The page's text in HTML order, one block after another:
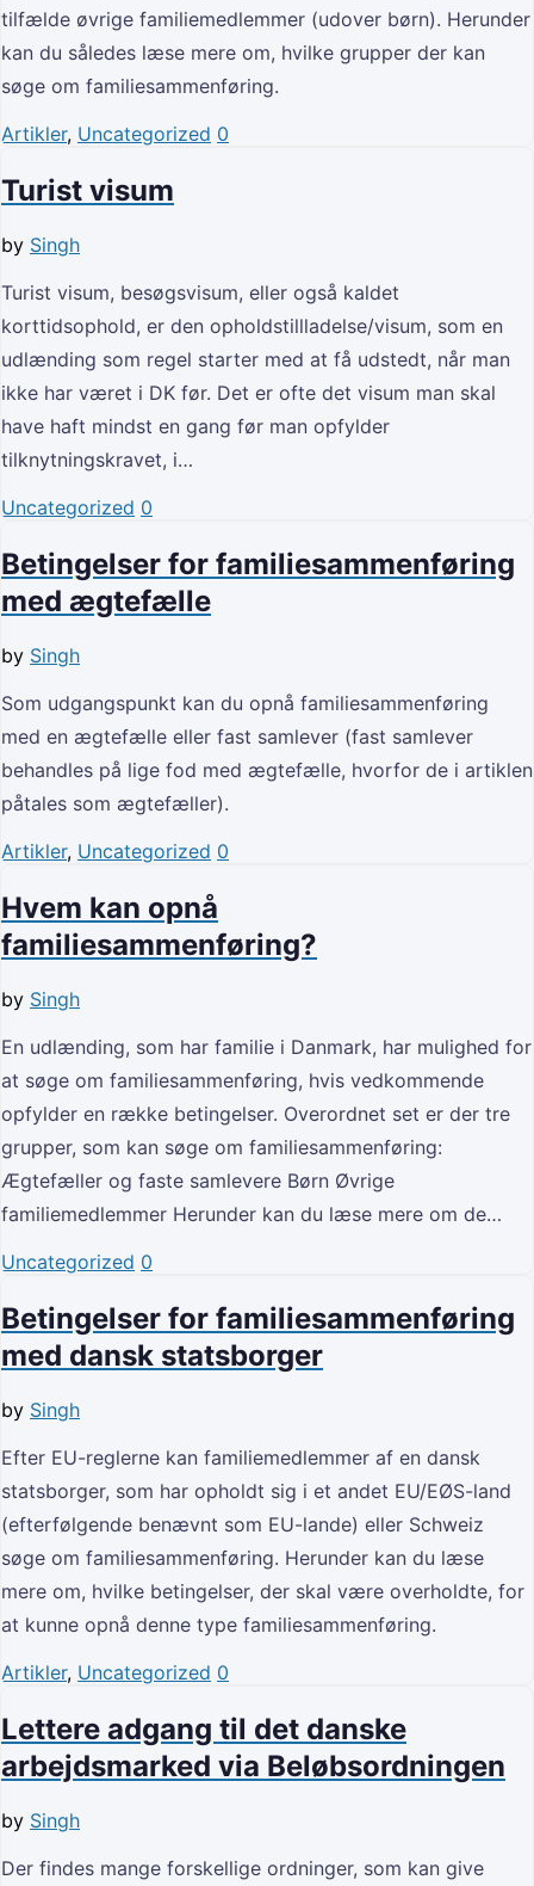
tilfælde øvrige familiemedlemmer (udover børn). Herunder
kan du således læse mere om, hvilke grupper der kan
søge om familiesammenføring.
Artikler, Uncategorized 0
Turist visum
by Singh
Turist visum, besøgsvisum, eller også kaldet
korttidsophold, er den opholdstillladelse/visum, som en
udlænding som regel starter med at få udstedt, når man
ikke har været i DK før. Det er ofte det visum man skal
have haft mindst en gang før man opfylder
tilknytningskravet, i…
Uncategorized 0
Betingelser for familiesammenføring
med ægtefælle
by Singh
Som udgangspunkt kan du opnå familiesammenføring
med en ægtefælle eller fast samlever (fast samlever
behandles på lige fod med ægtefælle, hvorfor de i artiklen
påtales som ægtefæller).
Artikler, Uncategorized 0
Hvem kan opnå
familiesammenføring?
by Singh
En udlænding, som har familie i Danmark, har mulighed for
at søge om familiesammenføring, hvis vedkommende
opfylder en række betingelser. Overordnet set er der tre
grupper, som kan søge om familiesammenføring:
Ægtefæller og faste samlevere Børn Øvrige
familiemedlemmer Herunder kan du læse mere om de…
Uncategorized 0
Betingelser for familiesammenføring
med dansk statsborger
by Singh
Efter EU-reglerne kan familiemedlemmer af en dansk
statsborger, som har opholdt sig i et andet EU/EØS-land
(efterfølgende benævnt som EU-lande) eller Schweiz
søge om familiesammenføring. Herunder kan du læse
mere om, hvilke betingelser, der skal være overholdte, for
at kunne opnå denne type familiesammenføring.
Artikler, Uncategorized 0
Lettere adgang til det danske
arbejdsmarked via Beløbsordningen
by Singh
Der findes mange forskellige ordninger, som kan give